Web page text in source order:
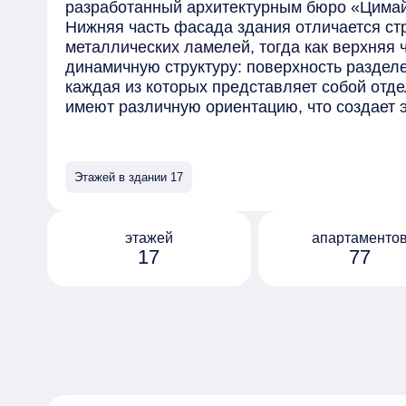
разработанный архитектурным бюро
Нижняя часть фасада здания отличается
металлических ламелей, тогда как верхняя
динамичную структуру: поверхность
каждая из которых представляет собой
имеют различную ориентацию, что
метра. Из окон открываются живописные
терраса, доступная исключительно для
закрытый внутренний дворик для отдыха.
предусмотрены фитнес-зал с панорамными
Этажей в здании 17
17
этажей
77
апартаментов